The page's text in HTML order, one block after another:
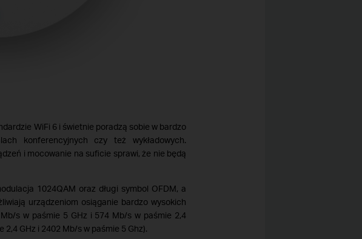
WiFi 6 i świetnie poradzą sobie w bardzo
konferencyjnych czy też wykładowych.
i mocowanie na suficie sprawi, że nie będą
1024QAM oraz długi symbol OFDM, a
urządzeniom osiąganie bardzo wysokich
s w paśmie 5 GHz i 574 Mb/s w paśmie 2,4
2,4 GHz i 2402 Mb/s w paśmie 5 Ghz).